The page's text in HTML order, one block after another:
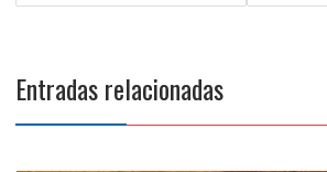
entradas
Entradas relacionadas